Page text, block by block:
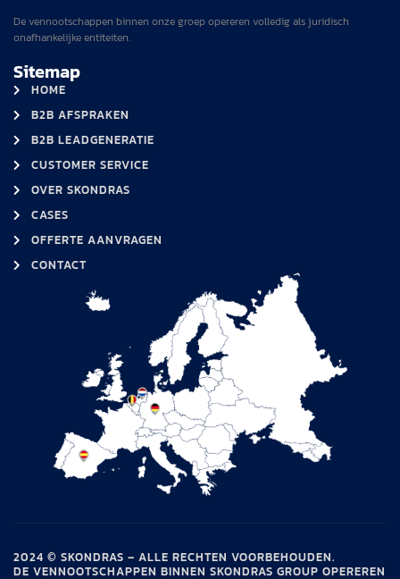
De vennootschappen binnen onze groep opereren volledig als juridisch
onafhankelijke entiteiten.
Sitemap
HOME
B2B AFSPRAKEN
B2B LEADGENERATIE
CUSTOMER SERVICE
OVER SKONDRAS
CASES
OFFERTE AANVRAGEN
CONTACT
2024 © SKONDRAS – ALLE RECHTEN VOORBEHOUDEN.
DE VENNOOTSCHAPPEN BINNEN SKONDRAS GROUP OPEREREN